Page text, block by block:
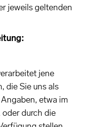
jeweils geltenden
jene
die Sie uns als
etwa im
durch die